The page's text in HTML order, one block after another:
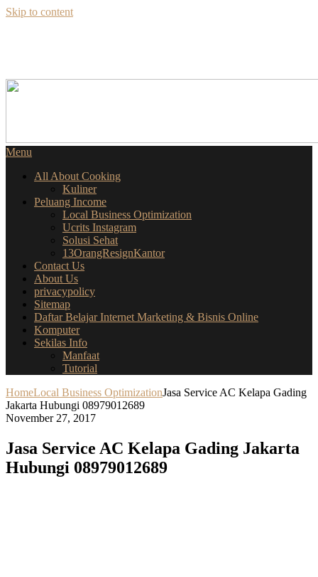
Skip to content
Menu
All About Cooking
Kuliner
Peluang Income
Local Business Optimization
Ucrits Instagram
Solusi Sehat
13OrangResignKantor
Contact Us
About Us
privacypolicy
Sitemap
Daftar Belajar Internet Marketing & Bisnis Online
Komputer
Sekilas Info
Manfaat
Tutorial
HomeLocal Business OptimizationJasa Service AC Kelapa Gading
Jakarta Hubungi 08979012689
November 27, 2017
Jasa Service AC Kelapa Gading Jakarta
Hubungi 08979012689